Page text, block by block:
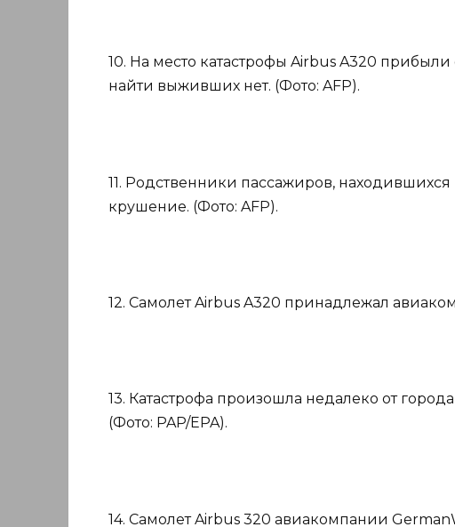
10. На место катастрофы Airbus A320
найти выживших нет. (Фото: AFP).
11. Родственники пассажиров,
крушение. (Фото: AFP).
12. Самолет Airbus A320 принадлежал
13. Катастрофа произошла недалеко от
(Фото: PAP/EPA).
14. Самолет Airbus 320 авиакомпании